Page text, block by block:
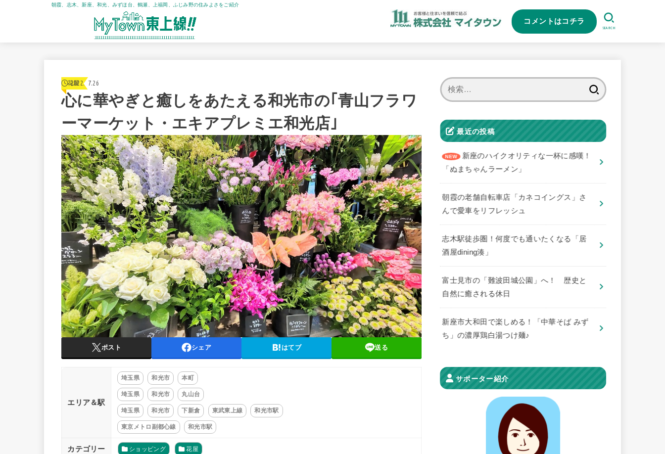
朝霞、志木、新座、和光、みずほ台、鶴瀬、上福岡、ふじみ野の住みよさをご紹介
コメントはコチラ
SEARCH
花屋
2022.07.26
心に華やぎと癒しをあたえる和光市の｢青山フラワ
ーマーケット・エキアプレミエ和光店｣
ポスト シェア はてブ 送る
エリア＆駅
埼玉県 和光市 本町
埼玉県 和光市 丸山台
埼玉県 和光市 下新倉 東武東上線 和光市駅
東京メトロ副都心線 和光市駅
カテゴリー ショッピング 花屋
最近の投稿
新座のハイクオリティな一杯に感嘆！
「ぬまちゃんラーメン」
朝霞の老舗自転車店「カネコイングス」さ
んで愛車をリフレッシュ
志木駅徒歩圏！何度でも通いたくなる「居
酒屋dining湊」
​富士見市の「難波田城公園」へ！ 歴史と
自然に癒される休日
新座市大和田で楽しめる！「中華そば みず
ち」の濃厚鶏白湯つけ麺♪
サポーター紹介